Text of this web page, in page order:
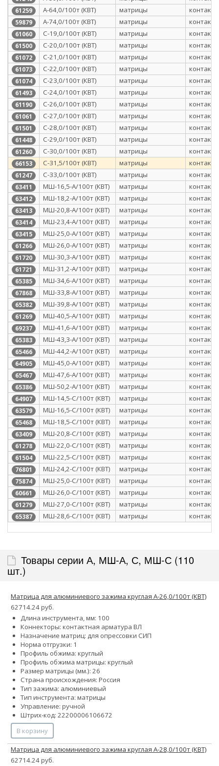
61259 А-64,0/100т (КВТ) матрицы
59879 А-74,0/100т (КВТ) матрицы
61060 С-19,0/100т (КВТ) матрицы
61500 С-20,0/100т (КВТ) матрицы
61072 С-21,0/100т (КВТ) матрицы
61073 С-22,0/100т (КВТ) матрицы
61074 С-23,0/100т (КВТ) матрицы
61493 С-24,0/100т (КВТ) матрицы
61190 С-26,0/100т (КВТ) матрицы
61061 С-27,0/100т (КВТ) матрицы
61501 С-28,0/100т (КВТ) матрицы
61448 С-29,0/100т (КВТ) матрицы
61260 С-30,0/100т (КВТ) матрицы
66153 С-31,5/100т (КВТ) матрицы
61247 С-33,0/100т (КВТ) матрицы
63411 МШ-16,5-А/100т (КВТ) матрицы
63412 МШ-18,2-А/100т (КВТ) матрицы
63413 МШ-20,8-А/100т (КВТ) матрицы
63414 МШ-23,4-А/100т (КВТ) матрицы
63415 МШ-25,0-А/100т (КВТ) матрицы
61266 МШ-26,0-А/100т (КВТ) матрицы
61720 МШ-30,3-А/100т (КВТ) матрицы
61721 МШ-31,2-А/100т (КВТ) матрицы
65385 МШ-34,6-А/100т (КВТ) матрицы
67868 МШ-33,8-А/100т (КВТ) матрицы
65382 МШ-39,8-А/100т (КВТ) матрицы
61269 МШ-40,5-А/100т (КВТ) матрицы
69237 МШ-41,6-А/100т (КВТ) матрицы
65383 МШ-43,3-А/100т (КВТ) матрицы
65466 МШ-44,2-А/100т (КВТ) матрицы
64905 МШ-45,0-А/100т (КВТ) матрицы
65467 МШ-47,6-А/100т (КВТ) матрицы
65386 МШ-50,2-А/100т (КВТ) матрицы
64907 МШ-14,5-С/100т (КВТ) матрицы
63579 МШ-16,5-С/100т (КВТ) матрицы
65468 МШ-18,5-С/100т (КВТ) матрицы
63409 МШ-20,8-С/100т (КВТ) матрицы
61278 МШ-22,0-С/100т (КВТ) матрицы
61504 МШ-22,5-С/100т (КВТ) матрицы
76801 МШ-24,2-С/100т (КВТ) матрицы
75874 МШ-25,0-С/100т (КВТ) матрицы
60661 МШ-26,0-С/100т (КВТ) матрицы
61279 МШ-27,0-С/100т (КВТ) матрицы
65387 МШ-28,6-С/100т (КВТ) матрицы
Товары серии А, МШ-А, С, МШ-С (110
шт.)
Матрица для алюминиевого зажима круглая А-26,0/100т (КВТ)
62714.24 руб.
Длина инструмента, мм: 100
Коннекторы: контактная арматура ВЛ
Назначение матриц: для опрессовки СИП
Норма отгрузки: 1
Профиль обжима: круглый
Профиль обжима матрицы: круглый
Размер матрицы (мм.): 26
Страна происхождения: Россия
Тип зажима: алюминиевый
Тип инструмента: матрицы
Управление: ручной
Штрих-код: 22200006106672
В корзину
Матрица для алюминиевого зажима круглая А-28,0/100т (КВТ)
62714.24 руб.